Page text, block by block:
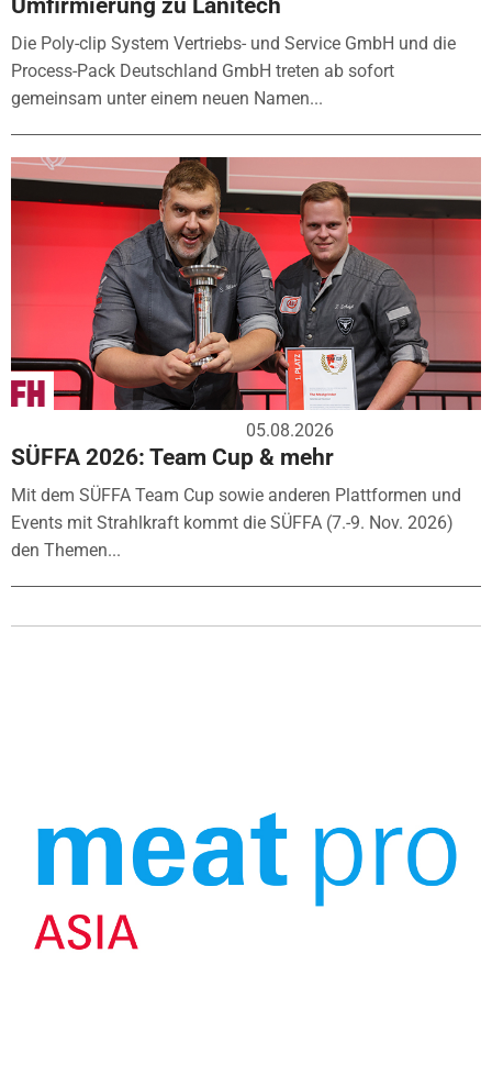
Umfirmierung zu Lanitech
Die Poly-clip System Vertriebs- und Service GmbH und die
Process-Pack Deutschland GmbH treten ab sofort
gemeinsam unter einem neuen Namen...
05.08.2026
SÜFFA 2026: Team Cup & mehr
Mit dem SÜFFA Team Cup sowie anderen Plattformen und
Events mit Strahlkraft kommt die SÜFFA (7.-9. Nov. 2026)
den Themen...